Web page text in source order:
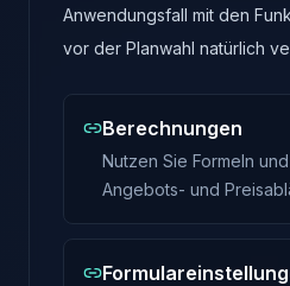
Anwendungsfall mit den
vor der Planwahl natürlich
Berechnungen
Nutzen Sie Formeln
Angebots- und